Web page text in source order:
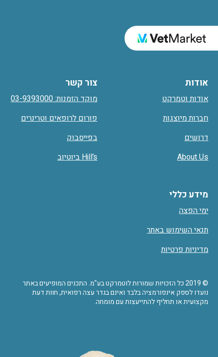
אודות
אודות וטמרקט
חברות מיוצגות
דרושים
About Us
מידע כללי
ימי הפצה
תנאי השימוש באתר
מדיניות פרטיות
צור קשר
מוקד הזמנות: 03-9393000
פורום לרופאים וטרינרים
בפייסבוק
Hill’s ביוטיוב
© 2019 כל הזכויות שמורות לוטמרקט בע"מ. התכנים המופיעים באתר
נועדו לספק אינפורמציה בלבד ואינם בגדר עצה רפואית, חוות דעת
מקצועית או תחליף להתייעצות עם מומחה.